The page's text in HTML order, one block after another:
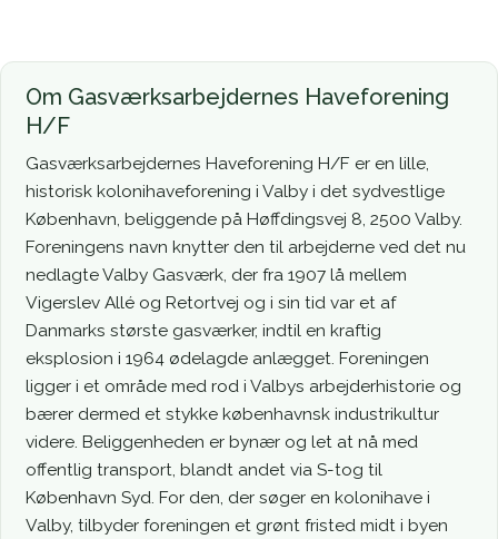
Om Gasværksarbejdernes Haveforening
H/F
Gasværksarbejdernes Haveforening H/F er en lille,
historisk kolonihaveforening i Valby i det sydvestlige
København, beliggende på Høffdingsvej 8, 2500 Valby.
Foreningens navn knytter den til arbejderne ved det nu
nedlagte Valby Gasværk, der fra 1907 lå mellem
Vigerslev Allé og Retortvej og i sin tid var et af
Danmarks største gasværker, indtil en kraftig
eksplosion i 1964 ødelagde anlægget. Foreningen
ligger i et område med rod i Valbys arbejderhistorie og
bærer dermed et stykke københavnsk industrikultur
videre. Beliggenheden er bynær og let at nå med
offentlig transport, blandt andet via S-tog til
København Syd. For den, der søger en kolonihave i
Valby, tilbyder foreningen et grønt fristed midt i byen